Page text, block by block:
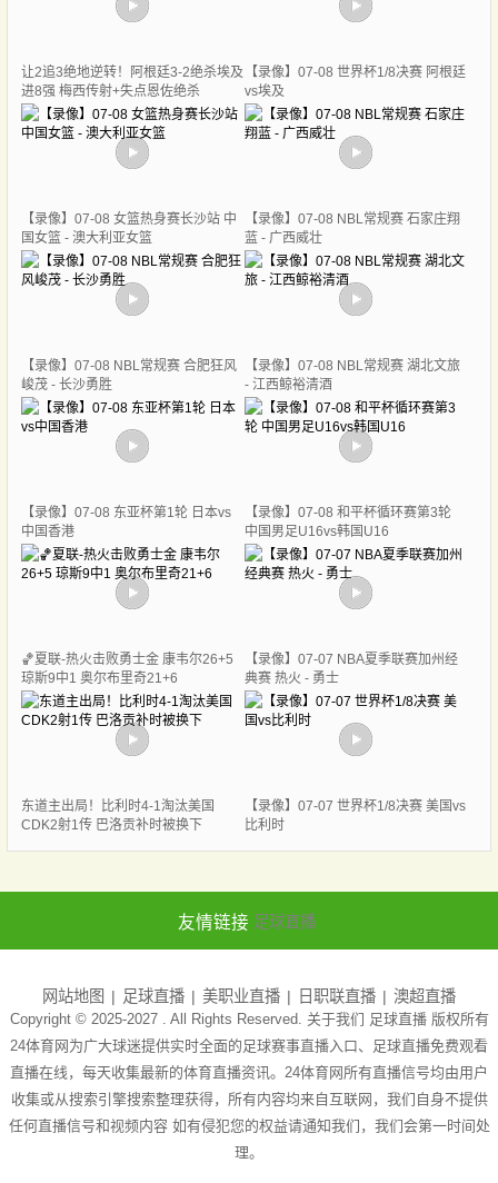
让2追3绝地逆转！阿根廷3-2绝杀埃及
进8强 梅西传射+失点恩佐绝杀
【录像】07-08 世界杯1/8决赛 阿根廷
vs埃及
【录像】07-08 女篮热身赛长沙站 中
国女篮 - 澳大利亚女篮
【录像】07-08 NBL常规赛 石家庄翔
蓝 - 广西威壮
【录像】07-08 NBL常规赛 合肥狂风
峻茂 - 长沙勇胜
【录像】07-08 NBL常规赛 湖北文旅
- 江西鲸裕清酒
【录像】07-08 东亚杯第1轮 日本vs
中国香港
【录像】07-08 和平杯循环赛第3轮
中国男足U16vs韩国U16
🏀夏联-热火击败勇士金 康韦尔26+5
琼斯9中1 奥尔布里奇21+6
【录像】07-07 NBA夏季联赛加州经
典赛 热火 - 勇士
东道主出局！比利时4-1淘汰美国
CDK2射1传 巴洛贡补时被换下
【录像】07-07 世界杯1/8决赛 美国vs
比利时
友情链接 足球直播
网站地图 足球直播 美职业直播 日职联直播 澳超直播
Copyright © 2025-2027 . All Rights Reserved. 关于我们 足球直播版权所有
24体育网为广大球迷提供实时全面的足球赛事直播入口、足球直播免费观看
直播在线，每天收集最新的体育直播资讯。24体育网所有直播信号均由用户
收集或从搜索引擎搜索整理获得，所有内容均来自互联网，我们自身不提供
任何直播信号和视频内容 如有侵犯您的权益请通知我们，我们会第一时间处
理。